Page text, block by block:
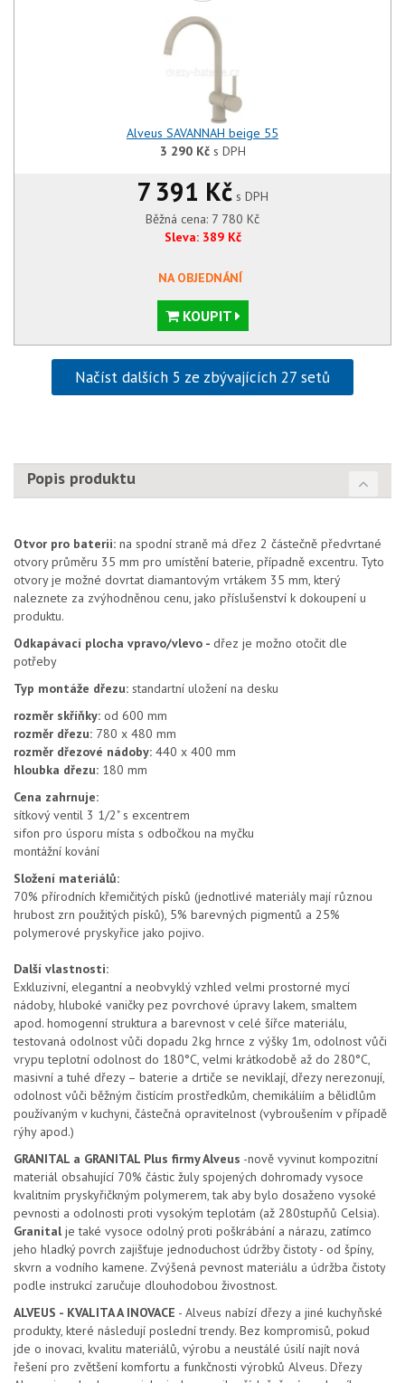
Alveus SAVANNAH beige 55
3 290 Kčs DPH
7 391 Kč s DPH
Běžná cena: 7 780 Kč
Sleva: 389 Kč
NA OBJEDNÁNÍ
KOUPIT
Načíst dalších 5 ze zbývajících 27 setů
Popis produktu
Otvor pro baterii: na spodní straně má dřez 2 částečně předvrtané
otvory průměru 35 mm pro umístění baterie, případně excentru. Tyto
otvory je možné dovrtat diamantovým vrtákem 35 mm, který
naleznete za zvýhodněnou cenu, jako příslušenství k dokoupení u
produktu.
Odkapávací plocha vpravo/vlevo - dřez je možno otočit dle
potřeby
Typ montáže dřezu: standartní uložení na desku
rozměr skříňky: od 600 mm
rozměr dřezu: 780 x 480 mm
rozměr dřezové nádoby: 440 x 400 mm
hloubka dřezu: 180 mm
Cena zahrnuje:
sítkový ventil 3 1/2" s excentrem
sifon pro úsporu místa s odbočkou na myčku
montážní kování
Složení materiálů:
70% přírodních křemičitých písků (jednotlivé materiály mají různou
hrubost zrn použitých písků), 5% barevných pigmentů a 25%
polymerové pryskyřice jako pojivo.
Další vlastnosti:
Exkluzivní, elegantní a neobvyklý vzhled velmi prostorné mycí
nádoby, hluboké vaničky pez povrchové úpravy lakem, smaltem
apod. homogenní struktura a barevnost v celé šířce materiálu,
testovaná odolnost vůči dopadu 2kg hrnce z výšky 1m, odolnost vůči
vrypu teplotní odolnost do 180°C, velmi krátkodobě až do 280°C,
masivní a tuhé dřezy – baterie a drtiče se neviklají, dřezy nerezonují,
odolnost vůči běžným čistícím prostředkům, chemikáliím a bělidlům
používaným v kuchyni, částečná opravitelnost (vybroušením v případě
rýhy apod.)
GRANITAL a GRANITAL Plus firmy Alveus -nově vyvinut kompozitní
materiál obsahující 70% částic žuly spojených dohromady vysoce
kvalitním pryskyřičkným polymerem, tak aby bylo dosaženo vysoké
pevnosti a odolnosti proti vysokým teplotám (až 280stupňů Celsia).
Granitalje také vysoce odolný proti poškrábání a nárazu, zatímco
jeho hladký povrch zajišťuje jednoduchost údržby čistoty - od špíny,
skvrn a vodního kamene. Zvýšená pevnost materiálu a údržba čistoty
podle instrukcí zaručuje dlouhodobou živostnost.
ALVEUS - KVALITA A INOVACE - Alveus nabízí dřezy a jiné kuchyňské
produkty, které následují poslední trendy. Bez kompromisů, pokud
jde o inovaci, kvalitu materiálů, výrobu a neustálé úsilí najít nová
řešení pro zvětšení komfortu a funkčnosti výrobků Alveus. Dřezy